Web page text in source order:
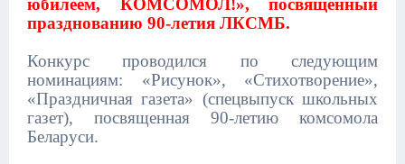
юбилеем, КОМСОМОЛ!», посвященный
празднованию 90-летия ЛКСМБ.
Конкурс проводился по следующим
номинациям: «Рисунок», «Стихотворение»,
«Праздничная газета» (спецвыпуск школьных
газет), посвященная 90-летию комсомола
Беларуси.